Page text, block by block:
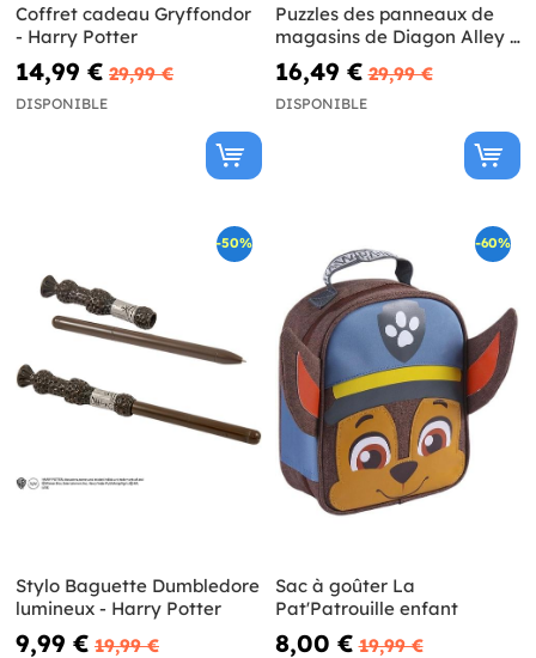
Coffret cadeau Gryffondor
- Harry Potter
14,99 € 29,99 €
DISPONIBLE
Puzzles des panneaux de
magasins de Diagon Alley -
Harry Potter
16,49 € 29,99 €
DISPONIBLE
-50%
Stylo Baguette Dumbledore
lumineux - Harry Potter
9,99 € 19,99 €
-60%
Sac à goûter La
Pat'Patrouille enfant
8,00 € 19,99 €